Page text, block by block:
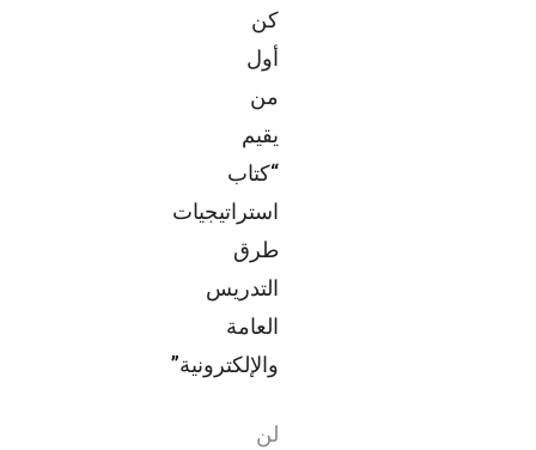
كن
أول
من
يقيم
“كتاب
استراتيجيات
طرق
التدريس
العامة
والإلكترونية”
لن